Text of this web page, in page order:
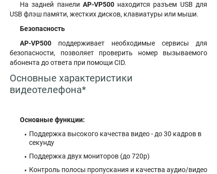
На задней панели AP-VP500находится разъем USB для
USB флэш памяти, жестких дисков, клавиатуры или мыши.
Безопасность
AP-VP500 поддерживает необходимые сервисы для
безопасности, позволяет проверить номер вызываемого
абонента до ответа при помощи CID.
Основные характеристики
видеотелефона*
Основные функции:
Поддержка высокого качества видео - до 30 кадров в
секунду
Поддержка двух мониторов (до 720p)
Контроль полосы пропускания и качества аудио/видео